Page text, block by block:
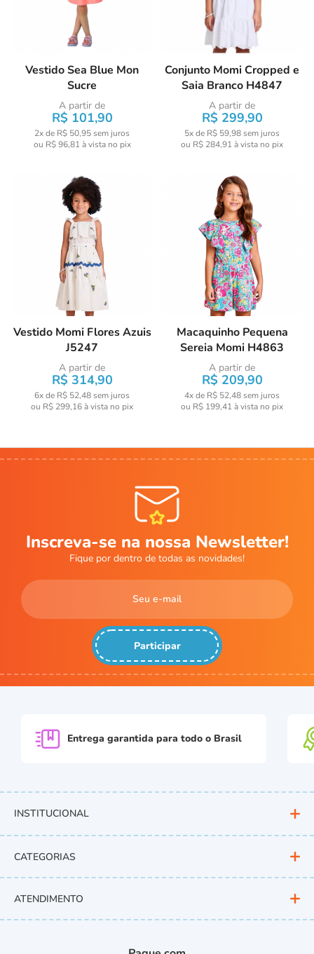
Vestido Sea Blue Mon
Sucre
A partir de
R$ 101,90
2x de R$ 50,95sem juros
ou R$ 96,81 à vista no pix
Conjunto Momi Cropped e
Saia Branco H4847
A partir de
R$ 299,90
5x de R$ 59,98sem juros
ou R$ 284,91 à vista no pix
Vestido Momi Flores Azuis
J5247
A partir de
R$ 314,90
6x de R$ 52,48sem juros
ou R$ 299,16à vista no pix
Macaquinho Pequena
Sereia Momi H4863
A partir de
R$ 209,90
4x de R$ 52,48sem juros
ou R$ 199,41 à vista no pix
Inscreva-se na nossa Newsletter!
Fique por dentro de todas as novidades!
Participar
Entrega garantida para todo o Brasil
INSTITUCIONAL
CATEGORIAS
ATENDIMENTO